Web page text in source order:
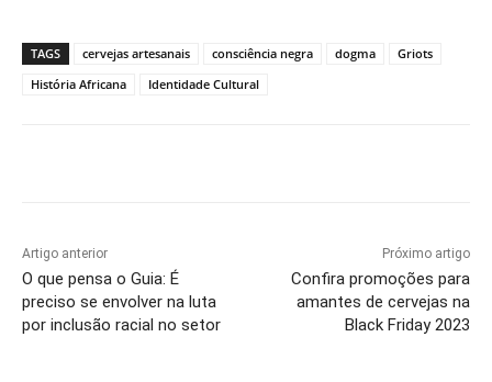
TAGS cervejas artesanais consciência negra dogma
Griots
História Africana
Identidade Cultural
Artigo anterior
O que pensa o Guia: É
preciso se envolver na luta
por inclusão racial no setor
Próximo artigo
Confira promoções para
amantes de cervejas na
Black Friday 2023